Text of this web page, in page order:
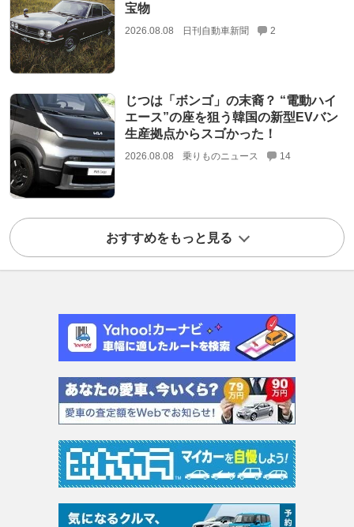
宝物
2026.08.08 日刊自動車新聞 2
じつは「ボンゴ」の末裔？ “電動ハイ
エース”の座を狙う韓国の新型EVバン
生産拠点からスゴかった！
2026.08.08 乗りものニュース 14
おすすめをもっと見る